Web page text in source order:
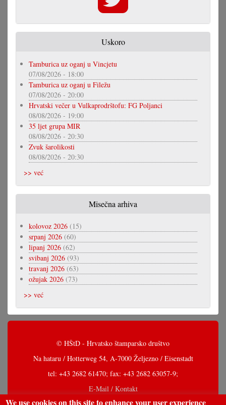
Uskoro
Tamburica uz oganj u Vincjetu
07/08/2026 - 18:00
Tamburica uz oganj u Filežu
07/08/2026 - 20:00
Hrvatski večer u Vulkaprodrštofu: FG Poljanci
08/08/2026 - 19:00
35 ljet grupa MIR
08/08/2026 - 20:30
Zvuk šarolikosti
08/08/2026 - 20:30
>> već
Misečna arhiva
kolovoz 2026 (15)
srpanj 2026 (60)
lipanj 2026 (62)
svibanj 2026 (93)
travanj 2026 (63)
ožujak 2026 (73)
>> već
© HŠtD - Hrvatsko štamparsko društvo
Na hataru / Hotterweg 54, A-7000 Željezno / Eisenstadt
tel: +43 2682 61470; fax: +43 2682 63057-9;
E-Mail / Kontakt
We use cookies on this site to enhance your user experience